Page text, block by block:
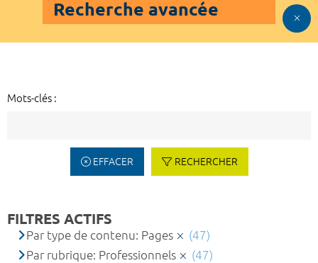
Recherche avancée
Mots-clés :
EFFACER RECHERCHER
FILTRES ACTIFS
Par type de contenu: Pages
(47)
Par rubrique: Professionnels
(47)